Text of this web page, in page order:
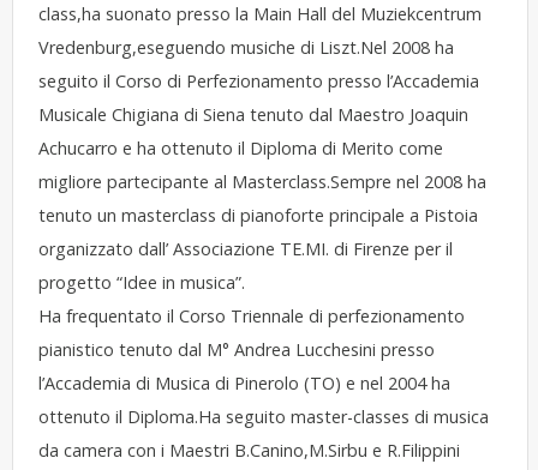
class,ha suonato presso la Main Hall del Muziekcentrum
Vredenburg,eseguendo musiche di Liszt.Nel 2008 ha
seguito il Corso di Perfezionamento presso l’Accademia
Musicale Chigiana di Siena tenuto dal Maestro Joaquin
Achucarro e ha ottenuto il Diploma di Merito come
migliore partecipante al Masterclass.Sempre nel 2008 ha
tenuto un masterclass di pianoforte principale a Pistoia
organizzato dall’ Associazione TE.MI. di Firenze per il
progetto “Idee in musica”.
Ha frequentato il Corso Triennale di perfezionamento
pianistico tenuto dal M° Andrea Lucchesini presso
l’Accademia di Musica di Pinerolo (TO) e nel 2004 ha
ottenuto il Diploma.Ha seguito master-classes di musica
da camera con i Maestri B.Canino,M.Sirbu e R.Filippini